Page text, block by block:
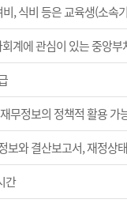
, 식비 등은 교육생(소속
계에 관심이 있는 중앙
무정보의 정책적 활용 가
보와 결산보고서, 재정상
간